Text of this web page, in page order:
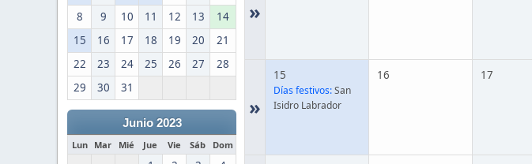
8
9 10 11 12 13
14
15
16 17 18 19 20
21
22
23 24 25 26 27
28
29
30 31
Junio 2023
Lun Mar Mié Jue Vie Sáb Dom
»
»
15
Días festivos:San
Isidro Labrador
16 17